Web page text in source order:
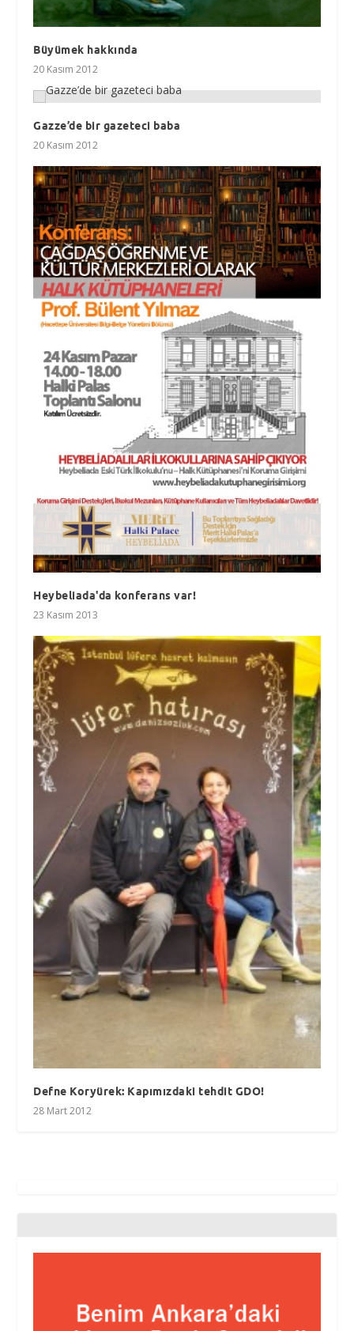
Büyümek hakkında
20 Kasım 2012
Gazze’de bir gazeteci baba
20 Kasım 2012
Heybeliada'da konferans var!
23 Kasım 2013
Defne Koryürek: Kapımızdaki tehdit GDO!
28 Mart 2012